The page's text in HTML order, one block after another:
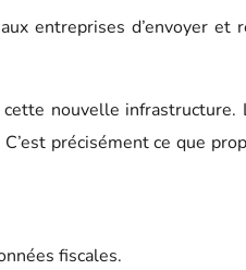
entreprises d’envoyer et
nouvelle infrastructure.
précisément ce que
fiscales.